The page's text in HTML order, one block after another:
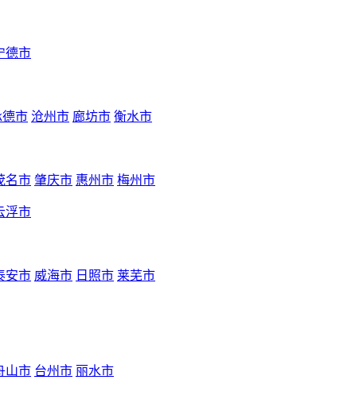
德市
德市 沧州市 廊坊市 衡水市
名市 肇庆市 惠州市 梅州市
浮市
安市 威海市 日照市 莱芜市
山市 台州市 丽水市